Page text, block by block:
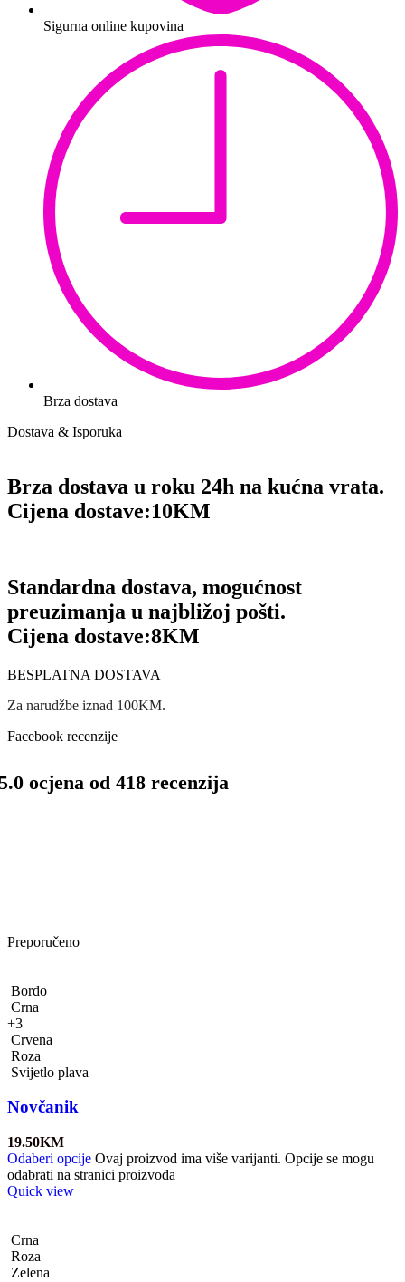
Sigurna online kupovina
Brza dostava
Dostava & Isporuka
Brza dostava u roku 24h na kućna vrata.
Cijena dostave:10KM
Standardna dostava, mogućnost
preuzimanja u najbližoj pošti.
Cijena dostave:8KM
BESPLATNA DOSTAVA
Za narudžbe iznad 100KM.
Facebook recenzije
ocjena od 418 recenzija
Preporučeno
Bordo
Crna
+3
Crvena
Roza
Svijetlo plava
Novčanik
19.50KM
Odaberi opcije Ovaj proizvod ima više varijanti. Opcije se mogu
odabrati na stranici proizvoda
Quick view
Crna
Roza
Zelena